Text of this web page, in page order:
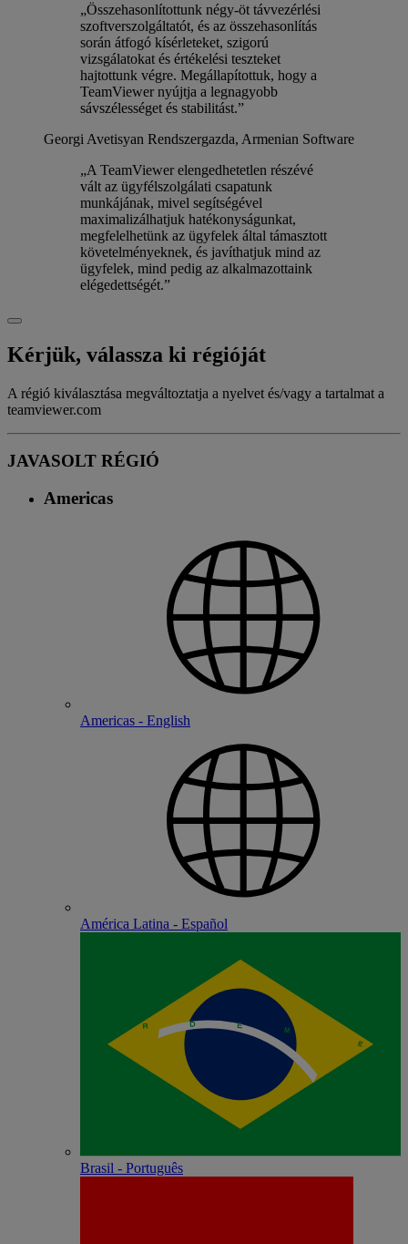
„Összehasonlítottunk négy-öt távvezérlési
szoftverszolgáltatót, és az összehasonlítás
során átfogó kísérleteket, szigorú
vizsgálatokat és értékelési teszteket
hajtottunk végre. Megállapítottuk, hogy a
TeamViewer nyújtja a legnagyobb
sávszélességet és stabilitást.”
Georgi Avetisyan Rendszergazda, Armenian Software
„A TeamViewer elengedhetetlen részévé
vált az ügyfélszolgálati csapatunk
munkájának, mivel segítségével
maximalizálhatjuk hatékonyságunkat,
megfelelhetünk az ügyfelek által támasztott
követelményeknek, és javíthatjuk mind az
ügyfelek, mind pedig az alkalmazottaink
elégedettségét.”
Kérjük, válassza ki régióját
A régió kiválasztása megváltoztatja a nyelvet és/vagy a tartalmat a
teamviewer.com
JAVASOLT RÉGIÓ
Americas
Americas - English
América Latina - Español
Brasil - Português